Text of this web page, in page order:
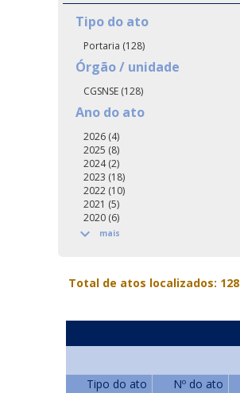
Tipo do ato
Portaria (128)
Órgão / unidade
CGSNSE (128)
Ano do ato
2026 (4)
2025 (8)
2024 (2)
2023 (18)
2022 (10)
2021 (5)
2020 (6)
 mais
Total de atos localizados: 128
Tipo do ato Nº do ato